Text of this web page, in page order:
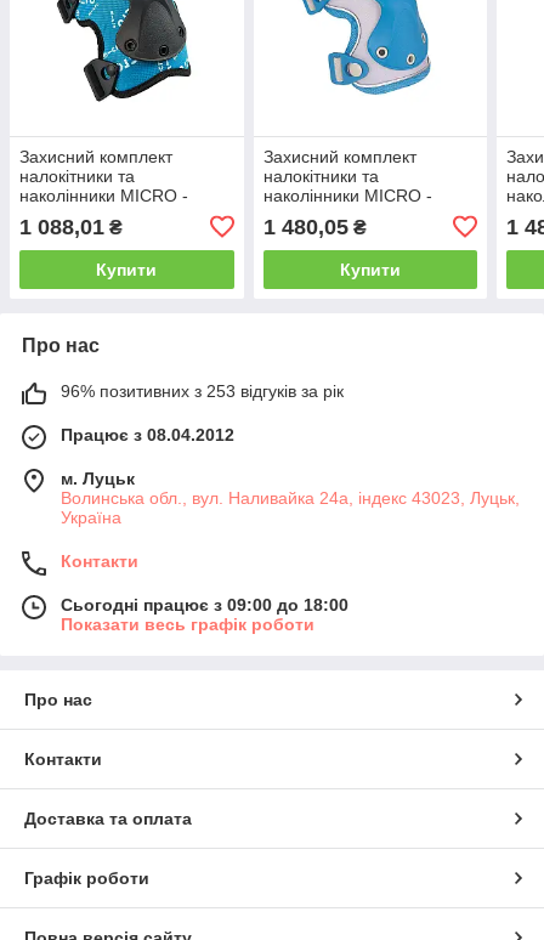
Захисний комплект
налокітники та
наколінники MICRO -
СИНІЙ (лік. 17-21 cm, кол.
25-31 cm, М)
1 088,01 ₴
Купити
Захисний комплект
налокітники та
наколінники MICRO -
СИНІЙ (лік. 17-21 cm, кол.
25-31 cm, M.)
1 480,05₴
Купити
1
Про нас
96% позитивних з 253 відгуків за рік
Працює з 08.04.2012
м. Луцьк
Волинська обл., вул. Наливайка 24а, індекс 43023, Луцьк,
Україна
Контакти
Сьогодні працює з 09:00 до 18:00
Показати весь графік роботи
Про нас
Контакти
Доставка та оплата
Графік роботи